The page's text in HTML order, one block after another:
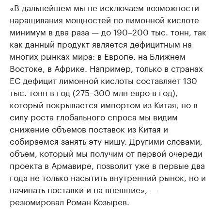
«В дальнейшем мы не исключаем возможности
наращивания мощностей по лимонной кислоте
минимум в два раза — до 190–200 тыс. тонн, так
как данный продукт является дефицитным на
многих рынках мира: в Европе, на Ближнем
Востоке, в Африке. Например, только в странах
ЕС дефицит лимонной кислоты составляет 130
тыс. тонн в год (275–300 млн евро в год),
который покрывается импортом из Китая, но в
силу роста глобального спроса мы видим
снижение объемов поставок из Китая и
собираемся занять эту нишу. Другими словами,
объем, который мы получим от первой очереди
проекта в Армавире, позволит уже в первые два
года не только насытить внутренний рынок, но и
начинать поставки и на внешние», —
резюмировал Роман Козырев.